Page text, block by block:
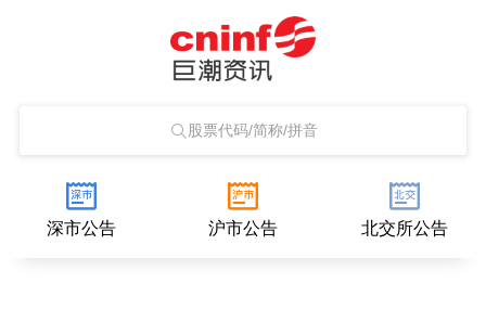
股票代码/简称/拼音
深市公告 沪市公告 北交所公告